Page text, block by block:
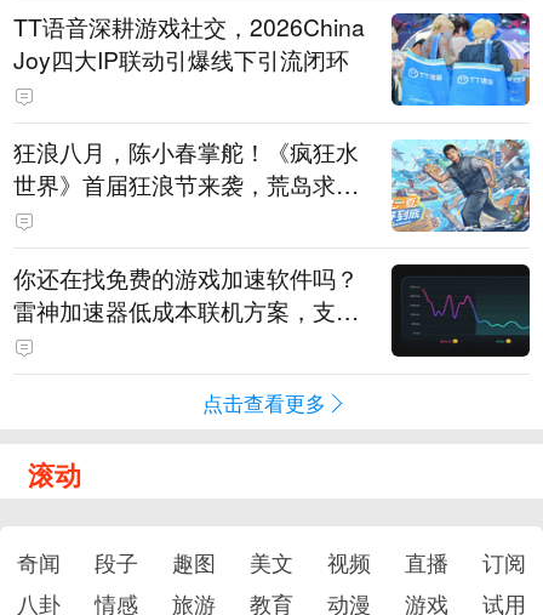
TT语音深耕游戏社交，2026China
Joy四大IP联动引爆线下引流闭环
狂浪八月，陈小春掌舵！《疯狂水
世界》首届狂浪节来袭，荒岛求生
直播即将开启
你还在找免费的游戏加速软件吗？
雷神加速器低成本联机方案，支持
免费试用
点击查看更多
滚动
奇闻 段子 趣图 美文 视频 直播
订阅
八卦
情感 旅游 教育 动漫 游戏 试用